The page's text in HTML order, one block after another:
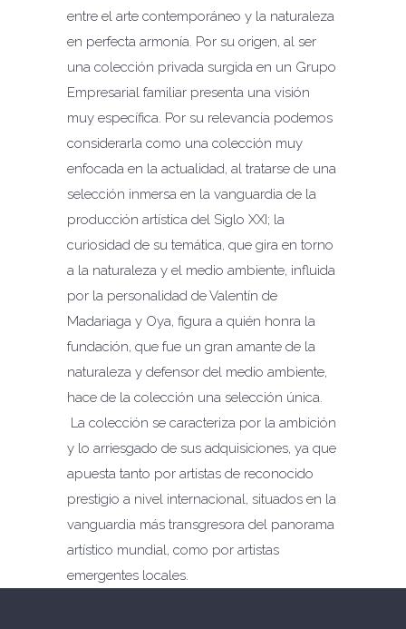
entre el arte contemporáneo y la naturaleza
en perfecta armonía. Por su origen, al ser
una colección privada surgida en un Grupo
Empresarial familiar presenta una visión
muy específica. Por su relevancia podemos
considerarla como una colección muy
enfocada en la actualidad, al tratarse de una
selección inmersa en la vanguardia de la
producción artística del Siglo XXI; la
curiosidad de su temática, que gira en torno
a la naturaleza y el medio ambiente, influida
por la personalidad de Valentín de
Madariaga y Oya, figura a quién honra la
fundación, que fue un gran amante de la
naturaleza y defensor del medio ambiente,
hace de la colección una selección única.
La colección se caracteriza por la ambición
y lo arriesgado de sus adquisiciones, ya que
apuesta tanto por artistas de reconocido
prestigio a nivel internacional, situados en la
vanguardia más transgresora del panorama
artístico mundial, como por artistas
emergentes locales.